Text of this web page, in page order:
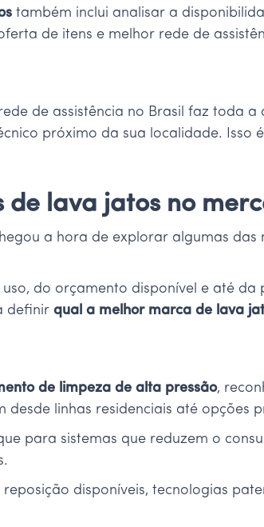
também inclui analisar a
de itens e melhor rede de
de assistência no Brasil faz toda a
próximo da sua localidade. Isso
de lava jatos no
a hora de explorar algumas das
do orçamento disponível e até da
definirqual a melhor marca de lava
de limpeza de alta pressão,
linhas residenciais até opções
para sistemas que reduzem o
disponíveis, tecnologias